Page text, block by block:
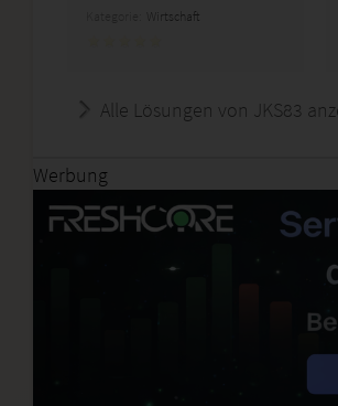
Wirtschaft
Alle Lösungen von JKS83
Werbung